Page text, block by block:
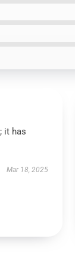
it has
Mar 18, 2025